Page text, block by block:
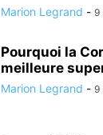
Marion Legrand - 9
Pourquoi la
meilleure
Marion Legrand - 9